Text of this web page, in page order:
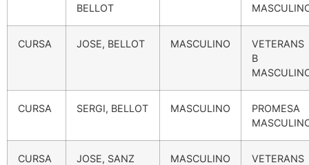
BELLOT
CURSA JOSE, BELLOT MASCULINO
VETERANS
B
CURSA SERGI, BELLOT MASCULINO
PROMESA
CURSA
JOSE, SANZ
MASCULINO
VETERANS